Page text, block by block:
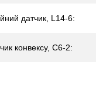
датчик, L14-6:
конвексу, С6-2: